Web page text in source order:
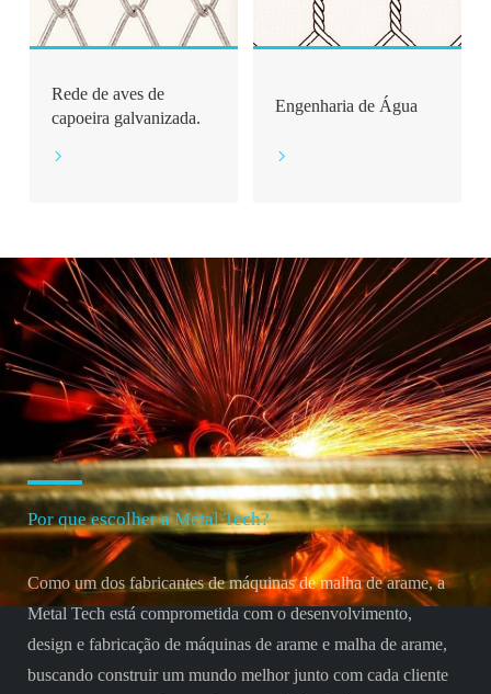
Rede de aves de
capoeira galvanizada.

Engenharia de Água

Por que escolher a Metal Tech?
Como um dos fabricantes de máquinas de malha de arame, a
Metal Tech está comprometida com o desenvolvimento,
design e fabricação de máquinas de arame e malha de arame,
buscando construir um mundo melhor junto com cada cliente